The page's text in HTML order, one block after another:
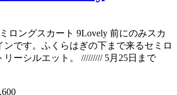
ロングスカート 9Lovely 前にのみスカ
ンです。ふくらはぎの下まで来るセミロ
リーシルエット。 ///////// 5月25日まで